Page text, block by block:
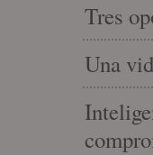
Tres
Una